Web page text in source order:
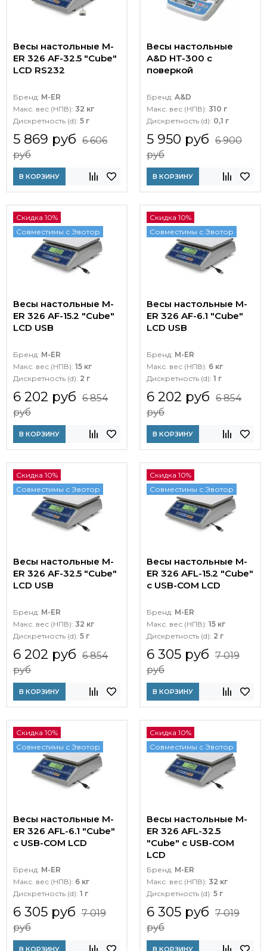
Весы настольные M-
ER 326 AF-32.5 "Cube"
LCD RS232
Бренд: M-ER
Макс. вес (НПВ): 32 кг
Дискретность (d): 5 г
5 869 руб 6 606
руб
В КОРЗИНУ
Весы настольные
A&D HT-300 с
поверкой
Бренд: A&D
Макс. вес (НПВ): 310 г
Дискретность (d): 0,1 г
5 950 руб 6 900
руб
В КОРЗИНУ
Скидка 10%
Совместимы с Эвотор
Весы настольные M-
ER 326 AF-15.2 "Cube"
LCD USB
Бренд: M-ER
Макс. вес (НПВ): 15 кг
Дискретность (d): 2 г
6 202 руб 6 854
руб
В КОРЗИНУ
Скидка 10%
Совместимы с Эвотор
Весы настольные M-
ER 326 AF-6.1 "Cube"
LCD USB
Бренд: M-ER
Макс. вес (НПВ): 6 кг
Дискретность (d): 1 г
6 202 руб 6 854
руб
В КОРЗИНУ
Скидка 10%
Совместимы с Эвотор
Весы настольные M-
ER 326 AF-32.5 "Cube"
LCD USB
Бренд: M-ER
Макс. вес (НПВ): 32 кг
Дискретность (d): 5 г
6 202 руб 6 854
руб
В КОРЗИНУ
Скидка 10%
Совместимы с Эвотор
Весы настольные M-
ER 326 AFL-15.2 "Cube"
c USB-COM LCD
Бренд: M-ER
Макс. вес (НПВ): 15 кг
Дискретность (d): 2 г
6 305 руб 7 019
руб
В КОРЗИНУ
Скидка 10%
Совместимы с Эвотор
Весы настольные M-
ER 326 AFL-6.1 "Cube"
c USB-COM LCD
Бренд: M-ER
Макс. вес (НПВ): 6 кг
Дискретность (d): 1 г
6 305 руб 7 019
руб
В КОРЗИНУ
Скидка 10%
Совместимы с Эвотор
Весы настольные M-
ER 326 AFL-32.5
"Cube" c USB-COM
LCD
Бренд: M-ER
Макс. вес (НПВ): 32 кг
Дискретность (d): 5 г
6 305 руб 7 019
руб
В КОРЗИНУ